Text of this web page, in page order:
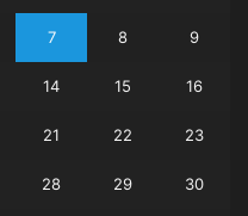
7 8 9
14 15 16
21 22 23
28 29 30